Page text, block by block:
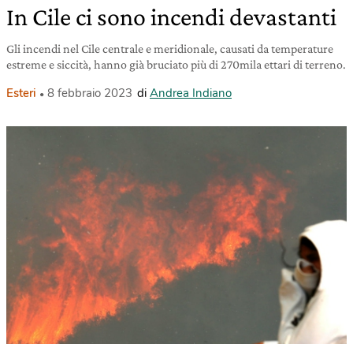
In Cile ci sono incendi devastanti
Gli incendi nel Cile centrale e meridionale, causati da temperature
estreme e siccità, hanno già bruciato più di 270mila ettari di terreno.
Esteri 8 febbraio 2023 di Andrea Indiano